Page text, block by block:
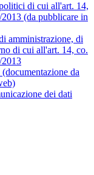
di cui all'art. 14,
(da pubblicare in
amministrazione, di
di cui all'art. 14, co.
2013
da
dei dati